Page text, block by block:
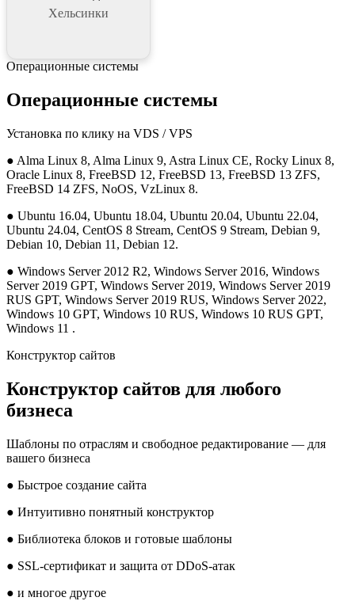
Хельсинки
Операционные системы
Операционные системы
Установка по клику на VDS / VPS
● Alma Linux 8, Alma Linux 9, Astra Linux CE, Rocky Linux 8,
Oracle Linux 8, FreeBSD 12, FreeBSD 13, FreeBSD 13 ZFS,
FreeBSD 14 ZFS, NoOS, VzLinux 8.
● Ubuntu 16.04, Ubuntu 18.04, Ubuntu 20.04, Ubuntu 22.04,
Ubuntu 24.04, CentOS 8 Stream, CentOS 9 Stream, Debian 9,
Debian 10, Debian 11, Debian 12.
● Windows Server 2012 R2, Windows Server 2016, Windows
Server 2019 GPT, Windows Server 2019, Windows Server 2019
RUS GPT, Windows Server 2019 RUS, Windows Server 2022,
Windows 10 GPT, Windows 10 RUS, Windows 10 RUS GPT,
Windows 11 .
Конструктор сайтов
Конструктор сайтов для любого
бизнеса
Шаблоны по отраслям и свободное редактирование — для
вашего бизнеса
● Быстрое создание сайта
● Интуитивно понятный конструктор
● Библиотека блоков и готовые шаблоны
● SSL-сертификат и защита от DDoS-атак
● и многое другое